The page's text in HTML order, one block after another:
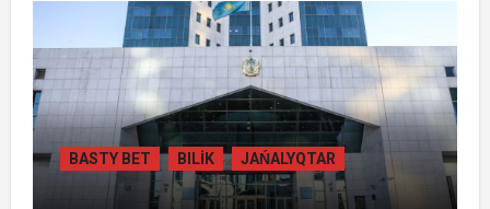
BASTY BET BILİK JAŃALYQTAR
ЖАМБЫЛ ОБЛЫСЫНДА